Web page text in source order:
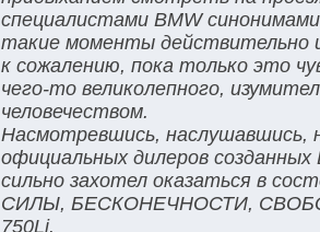
специалистами BMW
такие моменты действительно
к сожалению, пока только это
чего-то великолепного,
человечеством.
Насмотревшись, наслушавшись,
официальных дилеров созданных
сильно захотел оказаться в
СИЛЫ, БЕСКОНЕЧНОСТИ,
750Li.